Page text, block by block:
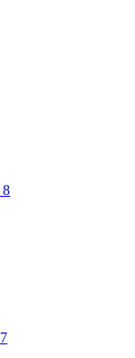
8
7